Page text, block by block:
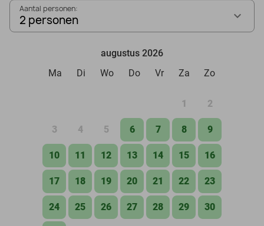
Aantal personen:
2 personen
augustus 2026
Ma
Di Wo Do Vr Za Zo
1 2
3 4 5 6 7 8 9
10 11 12 13 14 15 16
17 18 19 20 21 22 23
24 25 26 27 28 29 30